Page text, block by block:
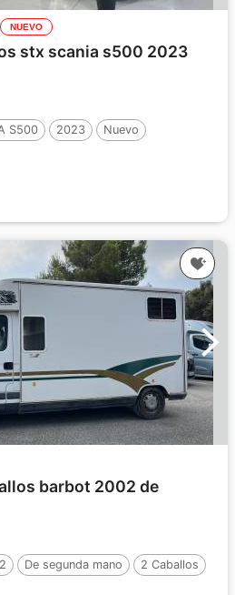
NUEVO
stx scania s500 2023
S500 2023
Nuevo
barbot 2002 de
De segunda mano 2 Caballos